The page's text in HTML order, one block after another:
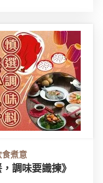
量最高, 一起來看看
煮意
調味要識揀》